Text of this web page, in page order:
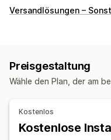
Bestellverwaltung
Automatische
Versandlösungen –
Preisgestaltung
Wähle den Plan, der am
Kostenlos
Kostenlose